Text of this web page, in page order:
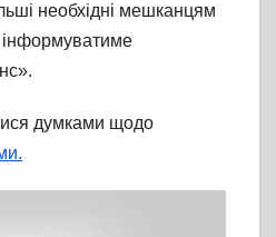
необхідні мешканцям
інформуватиме
думками щодо